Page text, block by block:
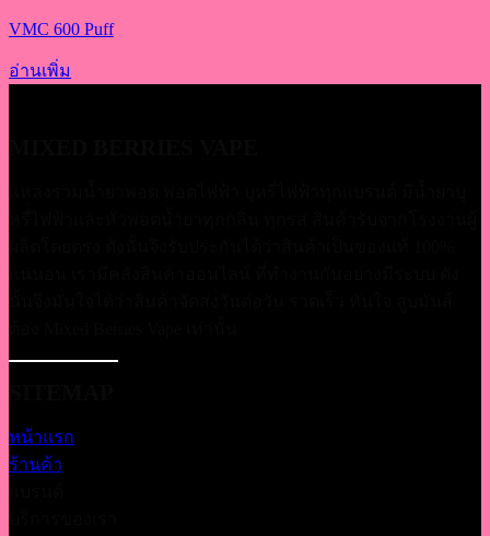
VMC 600 Puff
อ่านเพิ่ม
หน้าแรก
ร้านค้า